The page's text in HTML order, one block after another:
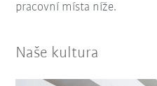
pracovní místa níže.
Naše kultura